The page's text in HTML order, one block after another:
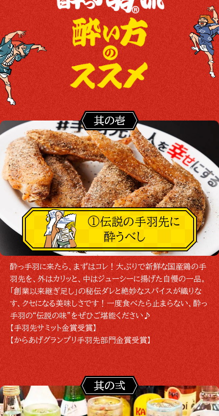
①伝説の手羽先に
酔うべし
酔っ手羽に来たら、まずはコレ！大ぶりで新鮮な国産鶏の手
羽先を、外はカリッと、中はジューシーに揚げた自慢の一品。
「創業以来継ぎ足し」の秘伝ダレと絶妙なスパイスが織りな
す、クセになる美味しさです！一度食べたら止まらない、酔っ
手羽の“伝説の味”をぜひご堪能ください♪
【手羽先サミット金賞受賞】
【からあげグランプリ手羽先部門金賞受賞】